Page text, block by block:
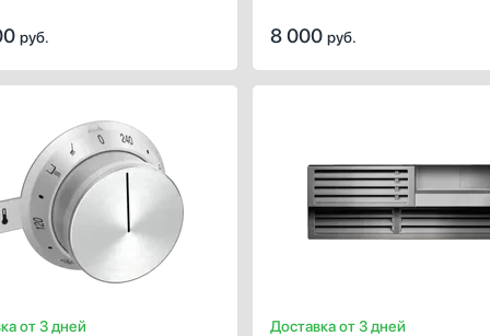
руб.
общий интерьер Вашей кухни.
8 000 руб.
Предназначение:
для вытяжек, для варочных панелей
металл
серебристый
Предназначение:
для комби-панелей
Количество (шт):
Материал:
нержавеющая
от 3 дней
Доставка от 3 дней